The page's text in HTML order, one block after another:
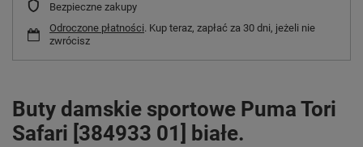
Bezpieczne zakupy
Odroczone płatności. Kup teraz, zapłać za 30 dni, jeżeli nie
zwrócisz
Buty damskie sportowe Puma Tori
Safari [384933 01] białe.